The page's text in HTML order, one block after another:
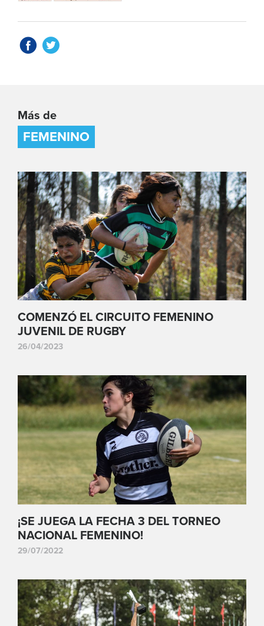
Más de
FEMENINO
COMENZÓ EL CIRCUITO FEMENINO
JUVENIL DE RUGBY
26/04/2023
¡SE JUEGA LA FECHA 3 DEL TORNEO
NACIONAL FEMENINO!
29/07/2022